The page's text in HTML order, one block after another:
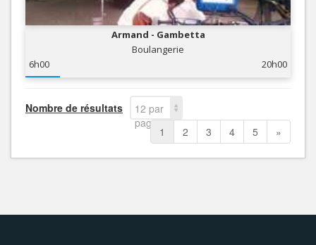
Armand - Gambetta
Boulangerie
6h00
20h00
Nombre de résultats
12 par
page
1 2 3 4 5 »